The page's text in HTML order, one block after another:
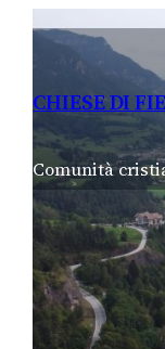
CHIESE DI
Comunità